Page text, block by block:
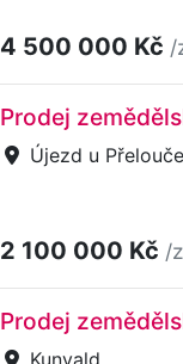
4 500 000 Kč /
Prodej
Újezd u Přelouče
2 100 000 Kč /
Prodej